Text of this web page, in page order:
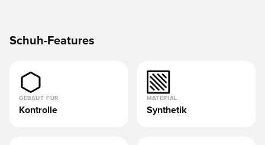
Schuh-Features
GEBAUT FÜR
Kontrolle
MATERIAL
Synthetik